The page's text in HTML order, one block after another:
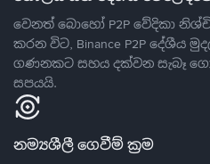
වෙනත් බොහෝ P2P වේදිකා
කරන විට, Binance P2P දේශීය
ගණනකට සහය දක්වන සැබෑ
සපයයි.
නම්‍යශීලී ගෙවීම් ක්‍රම